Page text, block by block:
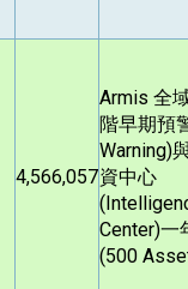
4,566,057
Armis 全
階早期預
Warning)
資中心
Center)一
(500